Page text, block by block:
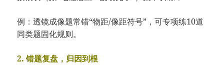
例：透镜成像题常错“物距/像距符号”，可专项练10道
同类题固化规则。
2. 错题复盘，归因到根